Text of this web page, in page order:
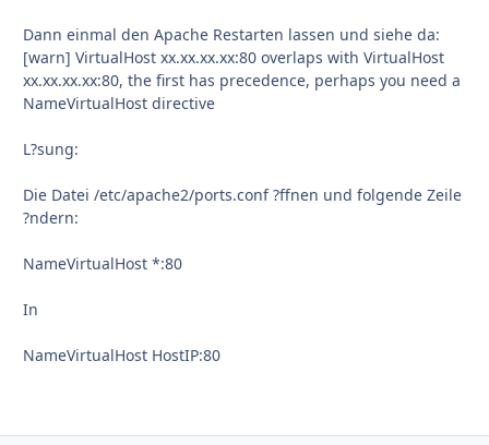
Dann einmal den Apache Restarten lassen und siehe da:
[warn] VirtualHost xx.xx.xx.xx:80 overlaps with VirtualHost
xx.xx.xx.xx:80, the first has precedence, perhaps you need a
NameVirtualHost directive
L?sung:
Die Datei /etc/apache2/ports.conf ?ffnen und folgende Zeile
?ndern:
NameVirtualHost *:80
In
NameVirtualHost HostIP:80